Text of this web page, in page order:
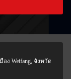
อง Weifang, จังหวัด